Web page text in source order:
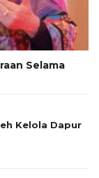
Selama
Kelola Dapur